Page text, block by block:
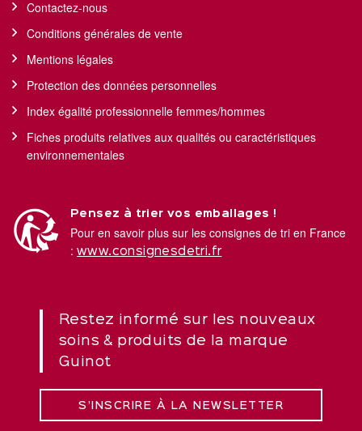
Contactez-nous
Conditions générales de vente
Mentions légales
Protection des données personnelles
Index égalité professionnelle femmes/hommes
Fiches produits relatives aux qualités ou caractéristiques
environnementales
Pensez à trier vos emballages !
Pour en savoir plus sur les consignes de tri en France
: www.consignesdetri.fr
Restez informé sur les nouveaux
soins & produits de la marque
Guinot
S’INSCRIRE À LA NEWSLETTER